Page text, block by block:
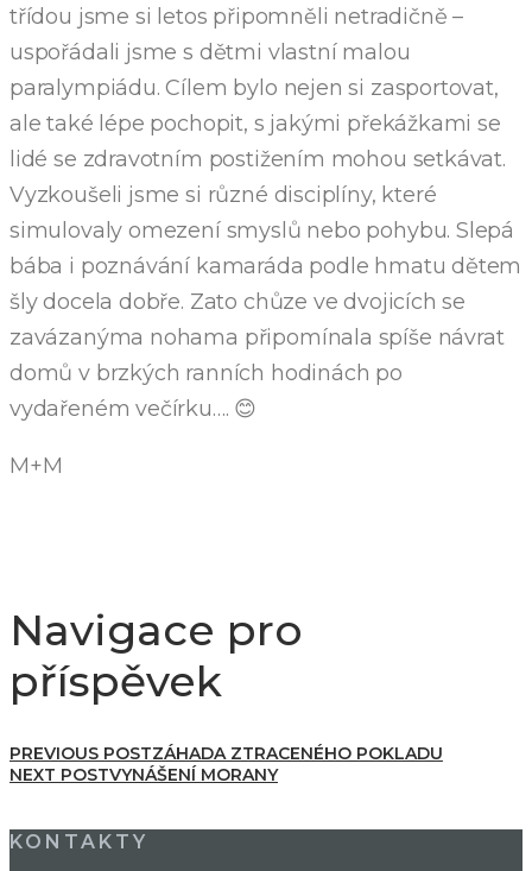
třídou jsme si letos připomněli netradičně –
uspořádali jsme s dětmi vlastní malou
paralympiádu. Cílem bylo nejen si zasportovat,
ale také lépe pochopit, s jakými překážkami se
lidé se zdravotním postižením mohou setkávat.
Vyzkoušeli jsme si různé disciplíny, které
simulovaly omezení smyslů nebo pohybu. Slepá
bába i poznávání kamaráda podle hmatu dětem
šly docela dobře. Zato chůze ve dvojicích se
zavázanýma nohama připomínala spíše návrat
domů v brzkých ranních hodinách po
vydařeném večírku…. 😊
M+M
Navigace pro
příspěvek
PREVIOUS POSTZÁHADA ZTRACENÉHO POKLADU
NEXT POSTVYNÁŠENÍ MORANY
KONTAKTY